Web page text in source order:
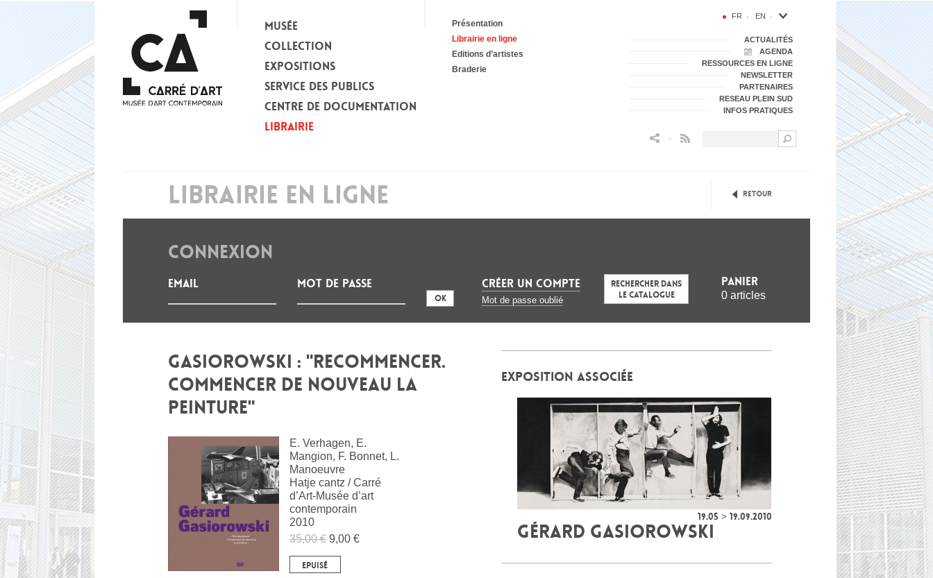
MUSÉE
COLLECTION
EXPOSITIONS
SERVICE DES PUBLICS
CENTRE DE DOCUMENTATION
LIBRAIRIE
Présentation
Librairie en ligne
Editions d’artistes
Braderie
FR EN
ACTUALITÉS
AGENDA
RESSOURCES EN LIGNE
NEWSLETTER
PARTENAIRES
RESEAU PLEIN SUD
INFOS PRATIQUES
LIBRAIRIE EN LIGNE Retour
CONNEXION
Email Mot de passe CRÉER UN COMPTE
Mot de passe oublié
Rechercher dans
le catalogue
Panier
0 articles
GASIOROWSKI : "RECOMMENCER.
COMMENCER DE NOUVEAU LA
PEINTURE"
E. Verhagen, E.
Mangion, F. Bonnet, L.
Manoeuvre
Hatje cantz / Carré
d’Art-Musée d’art
contemporain
2010
35,00 € 9,00 €
EPUISÉ
EXPOSITION ASSOCIÉE
19.05 > 19.09.2010
GÉRARD GASIOROWSKI